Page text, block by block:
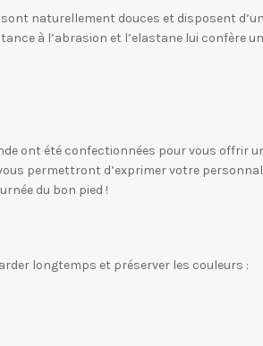
naturellement douces et disposent
à l’abrasion et l’elastane lui confère
ont été confectionnées pour vous offrir
permettront d’exprimer votre
du bon pied !
longtemps et préserver les couleurs :